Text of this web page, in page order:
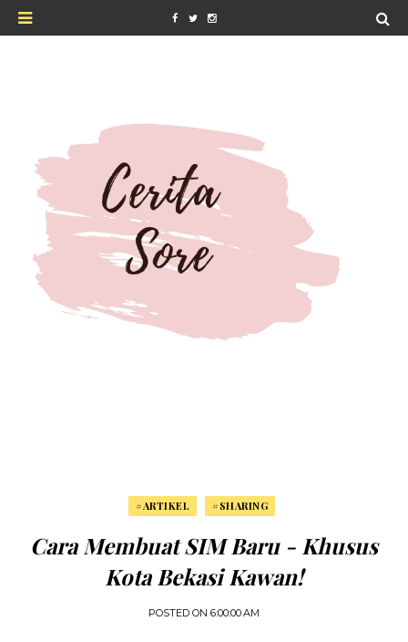
#ARTIKEL #SHARING
Cara Membuat SIM Baru - Khusus
Kota Bekasi Kawan!
POSTED ON 6:00:00 AM